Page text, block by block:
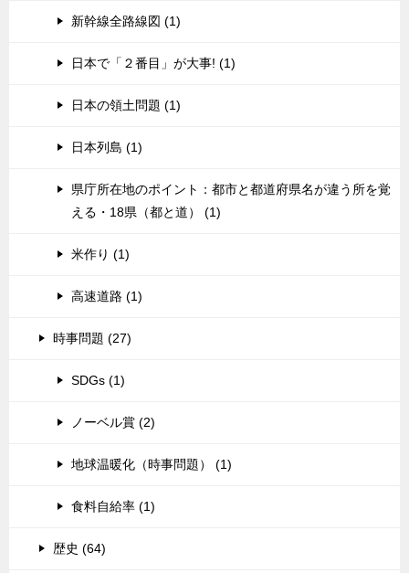
新幹線全路線図 (1)
日本で「２番目」が大事! (1)
日本の領土問題 (1)
日本列島 (1)
県庁所在地のポイント：都市と都道府県名が違う所を覚
える・18県（都と道） (1)
米作り (1)
高速道路 (1)
時事問題 (27)
SDGs (1)
ノーベル賞 (2)
地球温暖化（時事問題） (1)
食料自給率 (1)
歴史 (64)